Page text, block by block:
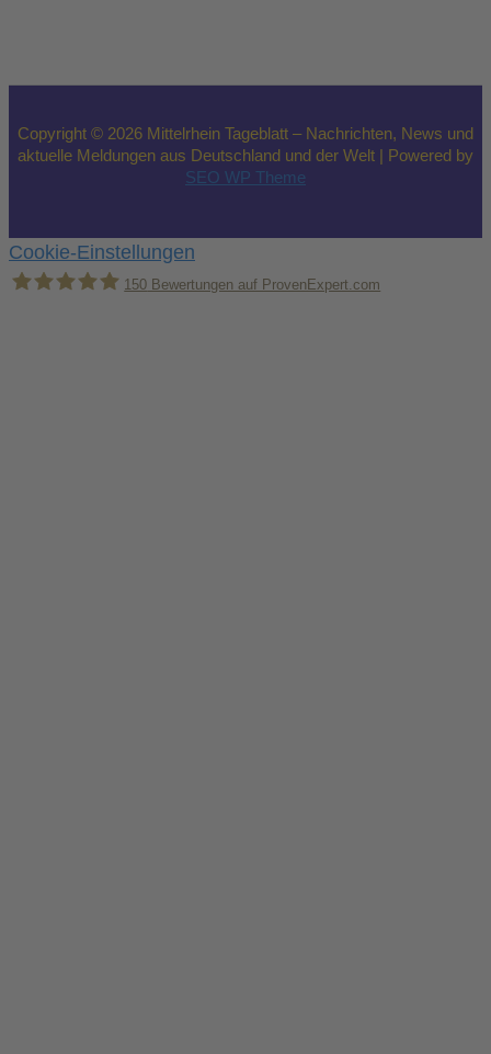
Copyright © 2026 Mittelrhein Tageblatt – Nachrichten, News und
aktuelle Meldungen aus Deutschland und der Welt | Powered by
SEO WP Theme
Cookie-Einstellungen
150 Bewertungen auf ProvenExpert.com